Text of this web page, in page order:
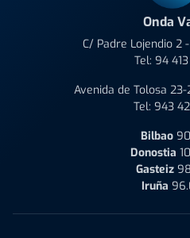
Onda
C/ Padre Lojendio 2
Tel: 94
Avenida de Tolosa
Tel: 943
Bilbao
Donostia
Gasteiz
Iruña